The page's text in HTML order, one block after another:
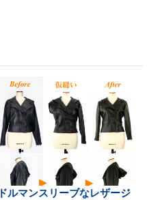
ドルマンスリーブなレザージ